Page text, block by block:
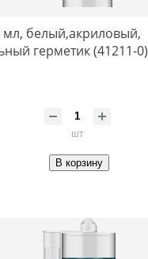
мл, белый,акриловый,
герметик (41211-0)
шт
В корзину